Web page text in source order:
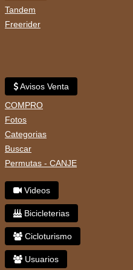
Tandem
Freerider
Avisos Venta
COMPRO
Fotos
Categorias
Buscar
Permutas - CANJE
Videos
Bicicleterias
Cicloturismo
Usuarios